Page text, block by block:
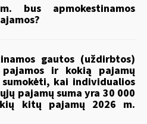
bus apmokestinamos
gautos (uždirbtos)
ir kokią pajamų
sumokėti, kai individualios
pajamų suma yra 30 000
kitų pajamų 2026 m.